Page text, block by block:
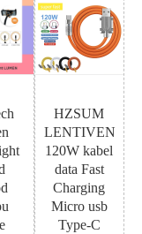
HZSUM
LENTIVEN
120W kabel
data Fast
Charging
Micro usb
Type-C